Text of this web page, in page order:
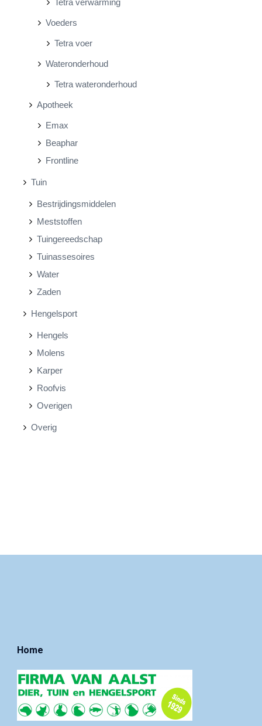
Voeders
Tetra voer
Wateronderhoud
Tetra wateronderhoud
Apotheek
Emax
Beaphar
Frontline
Tuin
Bestrijdingsmiddelen
Meststoffen
Tuingereedschap
Tuinassesoires
Water
Zaden
Hengelsport
Hengels
Molens
Karper
Roofvis
Overigen
Overig
Home